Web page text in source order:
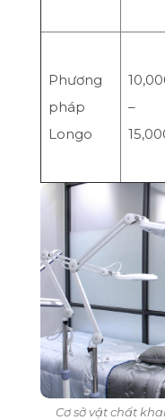
Phương
pháp
Longo
–
Cơ sở vật chất